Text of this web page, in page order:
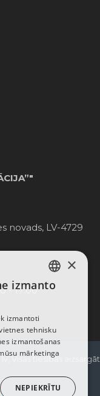
novads, LV-4729
- 17:00
Visas tiesības
LATVIAN
ENGLISH
×
izmanto
izmantoti
tehnisku
izmantošanas
mārketinga
NEPIEKRĪTU